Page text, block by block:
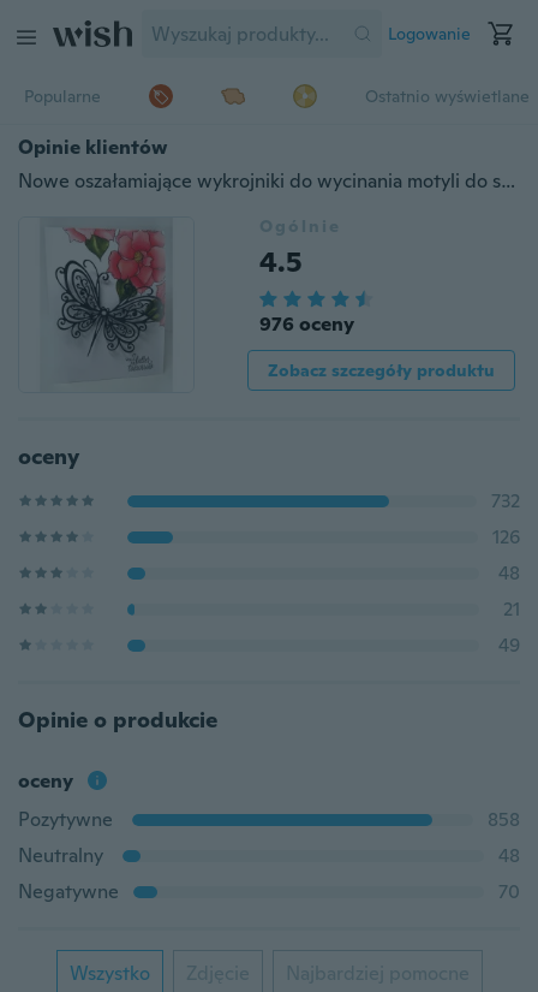
Logowanie
Popularne Ostatnio wyświetlane
Opinie klientów
Nowe oszałamiające wykrojniki do wycinania motyli do scrapbookingu
Ogólnie
4.5
976 oceny
Zobacz szczegóły produktu
oceny
732
126
48
21
49
Opinie o produkcie
oceny
Pozytywne
858
Neutralny
48
Negatywne
70
Wszystko Zdjęcie Najbardziej pomocne